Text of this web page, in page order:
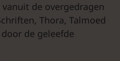
de overgedragen
Thora, Talmoed
de geleefde